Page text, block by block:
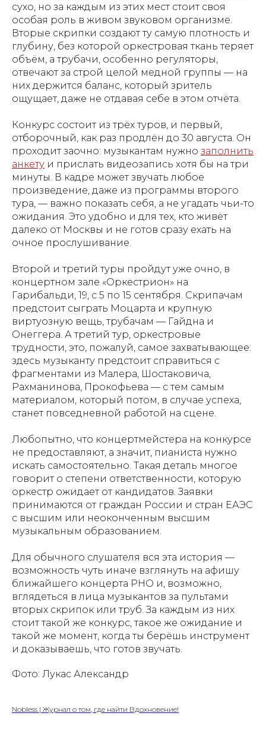
сухо, но за каждым из этих мест стоит своя
особая роль в живом звуковом организме.
Вторые скрипки создают ту самую плотность и
глубину, без которой оркестровая ткань теряет
объём, а трубачи, особенно регуляторы,
отвечают за строй целой медной группы — на
них держится баланс, который зритель
ощущает, даже не отдавая себе в этом отчёта.
Конкурс состоит из трёх туров, и первый,
отборочный, как раз продлён до 30 августа. Он
проходит заочно: музыкантам нужно заполнить
анкету и прислать видеозапись хотя бы на три
минуты. В кадре может звучать любое
произведение, даже из программы второго
тура, — важно показать себя, а не угадать чьи-то
ожидания. Это удобно и для тех, кто живёт
далеко от Москвы и не готов сразу ехать на
очное прослушивание.
Второй и третий туры пройдут уже очно, в
концертном зале «Оркестрион» на
Гарибальди, 19, с 5 по 15 сентября. Скрипачам
предстоит сыграть Моцарта и крупную
виртуозную вещь, трубачам — Гайдна и
Онеггера. А третий тур, оркестровые
трудности, это, пожалуй, самое захватывающее:
здесь музыканту предстоит справиться с
фрагментами из Малера, Шостаковича,
Рахманинова, Прокофьева — с тем самым
материалом, который потом, в случае успеха,
станет повседневной работой на сцене.
Любопытно, что концертмейстера на конкурсе
не предоставляют, а значит, пианиста нужно
искать самостоятельно. Такая деталь многое
говорит о степени ответственности, которую
оркестр ожидает от кандидатов. Заявки
принимаются от граждан России и стран ЕАЭС
с высшим или неоконченным высшим
музыкальным образованием.
Для обычного слушателя вся эта история —
возможность чуть иначе взглянуть на афишу
ближайшего концерта РНО и, возможно,
вглядеться в лица музыкантов за пультами
вторых скрипок или труб. За каждым из них
стоит такой же конкурс, такое же ожидание и
такой же момент, когда ты берёшь инструмент
и доказываешь, что готов звучать.
Фото: Лукас Александр
Nobless | Журнал о том, где найти Вдохновение!